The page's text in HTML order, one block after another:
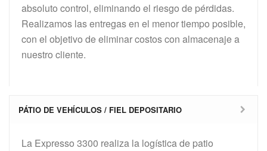
absoluto control, eliminando el riesgo de pérdidas.
Realizamos las entregas en el menor tiempo posible,
con el objetivo de eliminar costos con almacenaje a
nuestro cliente.
PÁTIO DE VEHÍCULOS / FIEL DEPOSITARIO
La Expresso 3300 realiza la logística de patio